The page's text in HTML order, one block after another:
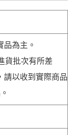
為主。
貨批次有所差
請以收到實際商品